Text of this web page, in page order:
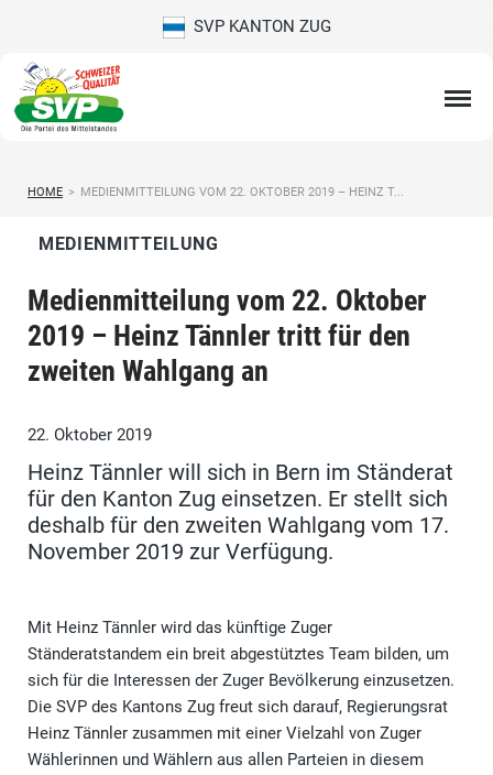
SVP KANTON ZUG
HOME > MEDIENMITTEILUNG VOM 22. OKTOBER 2019 – HEINZ T...
MEDIENMITTEILUNG
Medienmitteilung vom 22. Oktober
2019 – Heinz Tännler tritt für den
zweiten Wahlgang an
22. Oktober 2019
Heinz Tännler will sich in Bern im Ständerat
für den Kanton Zug einsetzen. Er stellt sich
deshalb für den zweiten Wahlgang vom 17.
November 2019 zur Verfügung.
Mit Heinz Tännler wird das künftige Zuger
Ständeratstandem ein breit abgestütztes Team bilden, um
sich für die Interessen der Zuger Bevölkerung einzusetzen.
Die SVP des Kantons Zug freut sich darauf, Regierungsrat
Heinz Tännler zusammen mit einer Vielzahl von Zuger
Wählerinnen und Wählern aus allen Parteien in diesem